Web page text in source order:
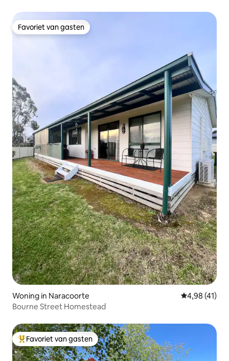
Favoriet van gasten
Favoriet van gasten
Woning in Naracoorte Gemiddelde
4,98 (41)
Bourne Street Homestead
Topfavoriet van gasten
Favoriet van gasten